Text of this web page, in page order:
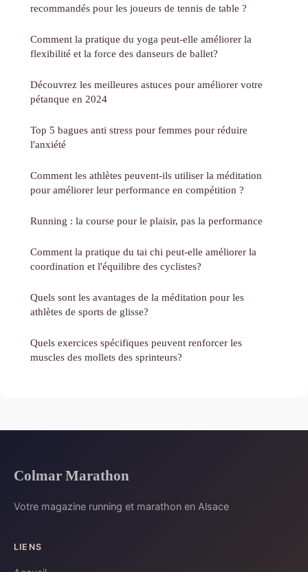
recommandés pour les joueurs de tennis de table ?
Comment la pratique du yoga peut-elle améliorer la
flexibilité et la force des danseurs de ballet?
Découvrez les meilleures astuces pour améliorer votre
pétanque en 2024
Top 5 bagues anti stress pour femmes pour réduire
l'anxiété
Comment les athlètes peuvent-ils utiliser la méditation
pour améliorer leur performance en compétition ?
Running : la course pour le plaisir, pas la performance
Comment la pratique du tai chi peut-elle améliorer la
coordination et l'équilibre des cyclistes?
Quels sont les avantages de la méditation pour les
athlètes de sports de glisse?
Quels exercices spécifiques peuvent renforcer les
muscles des mollets des sprinteurs?
Colmar Marathon
Votre magazine running et marathon en Alsace
LIENS